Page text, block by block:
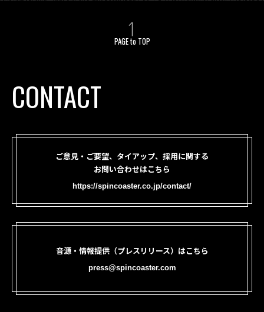
PAGE to TOP
CONTACT
ご意見・ご要望、タイアップ、採用に関する
お問い合わせはこちら
https://spincoaster.co.jp/contact/
音源・情報提供（プレスリリース）はこちら
press@spincoaster.com